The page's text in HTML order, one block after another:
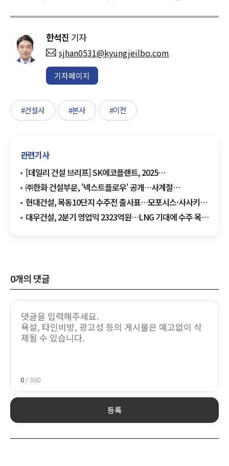
한석진 기자
sjhan0531@kyungjeilbo.com
기자페이지
#건설사 #본사 #이전
관련기사
[데일리 건설 브리프] SK에코플랜트, 2025
지속가능경영보고서 발간 外
㈜한화 건설부문, '넥스트플로우' 공개…사계절
놀이공간으로 차별화
현대건설, 목동10단지 수주전 출사표…모포시스·사사키
앞세워 설계 승부
대우건설, 2분기 영업익 2323억원…LNG 기대에 수주 목표
0개의 댓글
0 / 300
등록